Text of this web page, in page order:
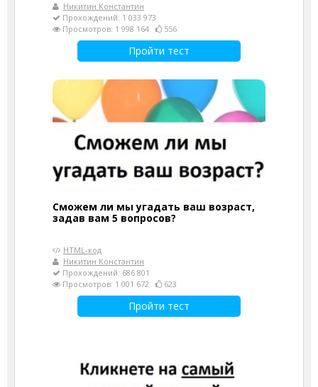
Никитин Константин
Прохождений: 1 033 973
Просмотров: 1 998 164
556
Пройти тест
Сможем ли мы угадать ваш возраст,
задав вам 5 вопросов?
HTML-код
Никитин Константин
Прохождений: 686 801
Просмотров: 1 001 672
623
Пройти тест